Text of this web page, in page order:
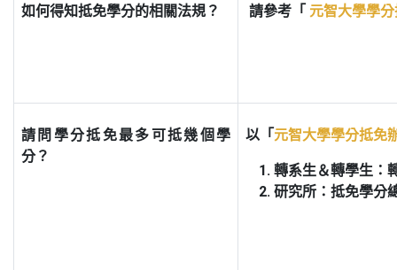
如何得知抵免學分的相關法規？ 請參考「 元智大學學
請問學分抵免最多可抵幾個學
分？
以 「元智大學學分抵免
轉系生＆轉學生：
研究所：抵免學分